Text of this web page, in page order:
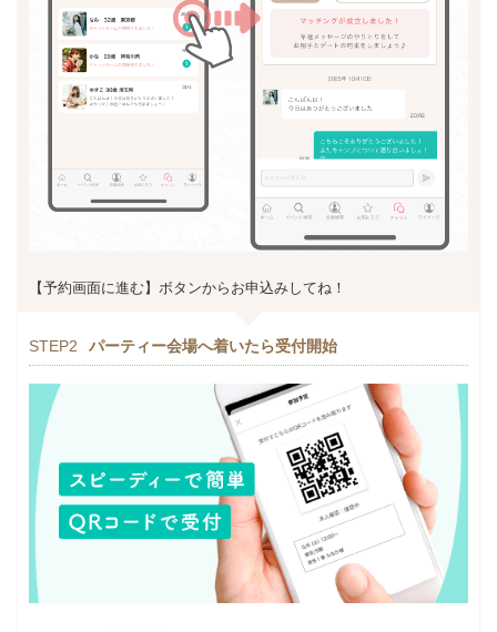
【予約画面に進む】ボタンからお申込みしてね！
STEP2 パーティー会場へ着いたら受付開始